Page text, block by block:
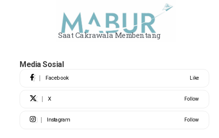
Saat Cakrawala Membentang
Media Sosial
Facebook Like
X Follow
Instagram Follow